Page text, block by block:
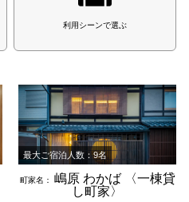
利用シーンで選ぶ
最大ご宿泊人数：9名
町家名：
嶋原 わかば 〈一棟貸
し町家〉